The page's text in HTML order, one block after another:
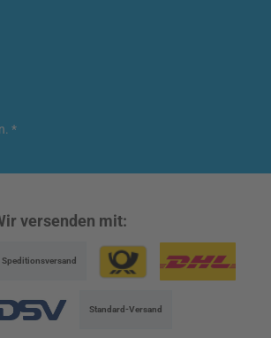
*
versenden mit:
Standard-Versand
Speditionsversand